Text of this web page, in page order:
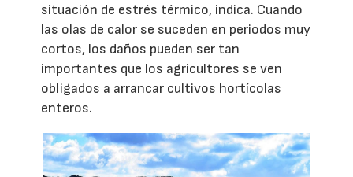
situación de estrés térmico, indica. Cuando
las olas de calor se suceden en periodos muy
cortos, los daños pueden ser tan
importantes que los agricultores se ven
obligados a arrancar cultivos hortícolas
enteros.